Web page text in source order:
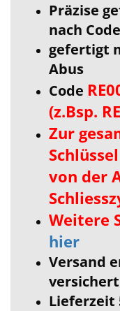
Präzise
nach
gefertigt
Abus
Code
(z.Bsp.
Zur
von der
Weitere
hier
Versand
versichert
Lieferzeit